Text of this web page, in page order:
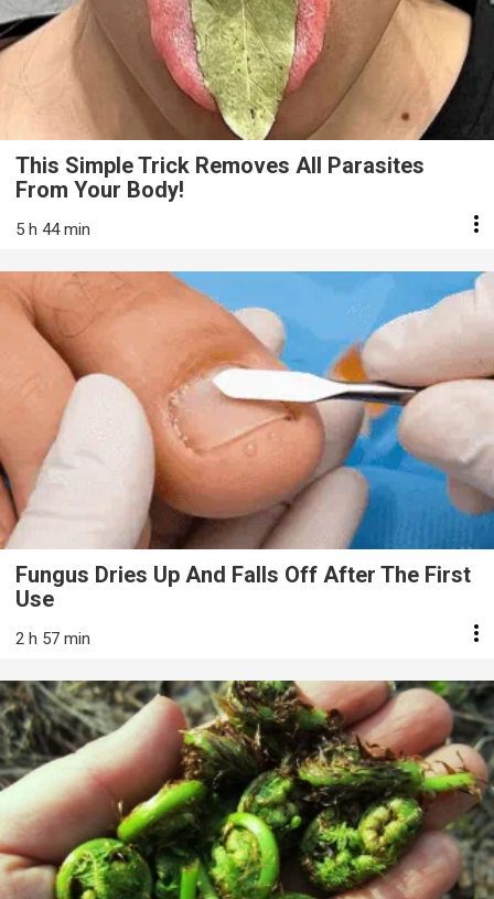
This Simple Trick Removes All Parasites
From Your Body!
5 h 44 min
Fungus Dries Up And Falls Off After The First
Use
2 h 57 min